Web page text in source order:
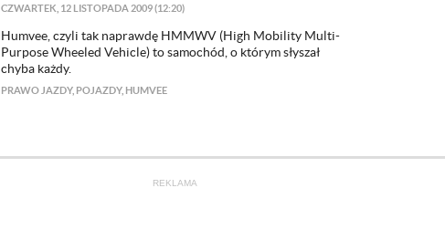
CZWARTEK, 12 LISTOPADA 2009 (12:20)
Humvee, czyli tak naprawdę HMMWV (High Mobility Multi-
Purpose Wheeled Vehicle) to samochód, o którym słyszał
chyba każdy.
PRAWO JAZDY, POJAZDY, HUMVEE
REKLAMA